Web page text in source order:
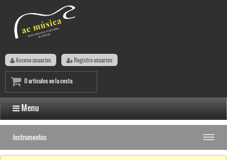
Acceso usuarios Registro usuarios
0 artículos en la cesta
Menu
Instrumentos